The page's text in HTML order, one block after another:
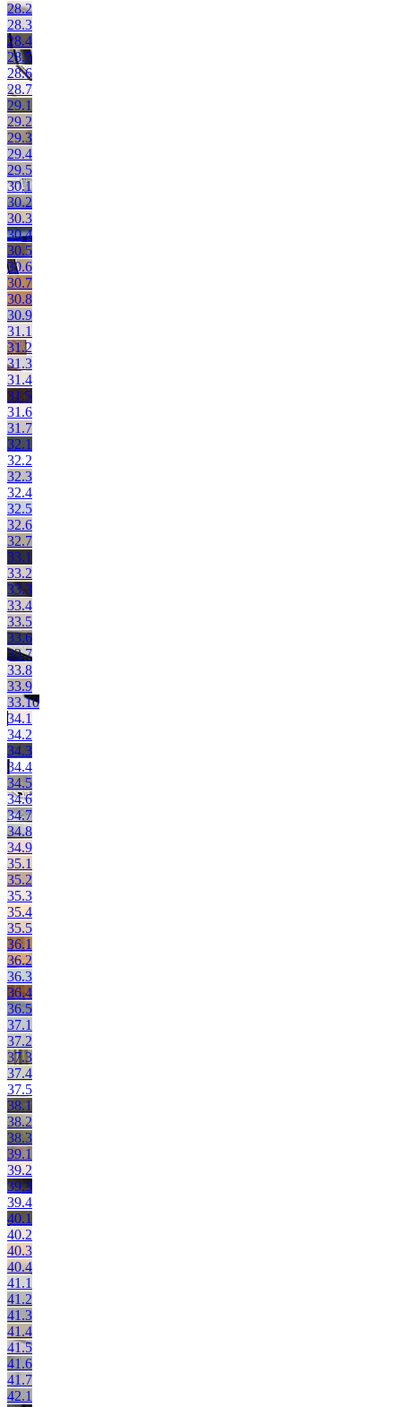
28.2
28.3
28.4
28.5
28.6
28.7
29.1
29.2
29.3
29.4
29.5
30.1
30.2
30.3
30.4
30.5
30.6
30.7
30.8
30.9
31.1
31.2
31.3
31.4
31.5
31.6
31.7
32.1
32.2
32.3
32.4
32.5
32.6
32.7
33.1
33.2
33.3
33.4
33.5
33.6
33.7
33.8
33.9
33.10
34.1
34.2
34.3
34.4
34.5
34.6
34.7
34.8
34.9
35.1
35.2
35.3
35.4
35.5
36.1
36.2
36.3
36.4
36.5
37.1
37.2
37.3
37.4
37.5
38.1
38.2
38.3
39.1
39.2
39.3
39.4
40.1
40.2
40.3
40.4
41.1
41.2
41.3
41.4
41.5
41.6
41.7
42.1